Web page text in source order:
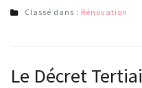
Classé dans : Rénovation
Le Décret